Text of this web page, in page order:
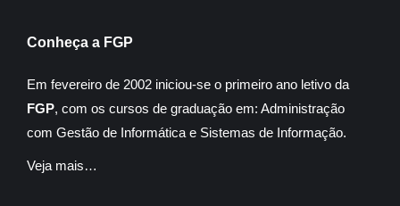
Conheça a FGP
Em fevereiro de 2002 iniciou-se o primeiro ano letivo da
FGP, com os cursos de graduação em: Administração
com Gestão de Informática e Sistemas de Informação.
Veja mais…